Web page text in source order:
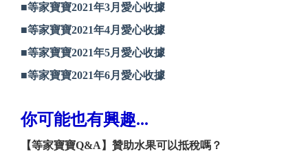
■等家寶寶2021年3月愛心收據
■等家寶寶2021年4月愛心收據
■等家寶寶2021年5月愛心收據
■等家寶寶2021年6月愛心收據
你可能也有興趣...
【等家寶寶Q&A】贊助水果可以抵稅嗎？